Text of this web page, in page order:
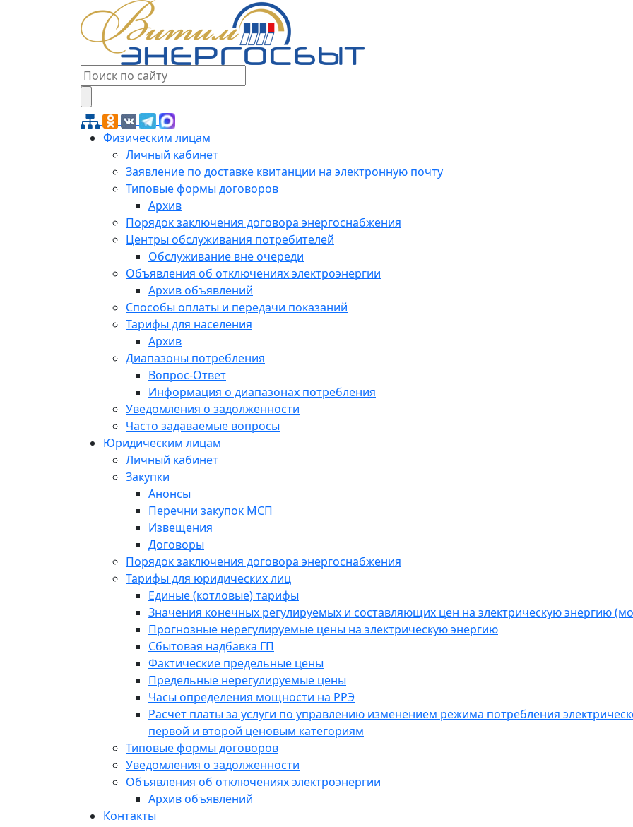
Физическим лицам
Личный кабинет
Заявление по доставке квитанции на электронную почту
Типовые формы договоров
Архив
Порядок заключения договора энергоснабжения
Центры обслуживания потребителей
Обслуживание вне очереди
Объявления об отключениях электроэнергии
Архив объявлений
Способы оплаты и передачи показаний
Тарифы для населения
Архив
Диапазоны потребления
Вопрос-Ответ
Информация о диапазонах потребления
Уведомления о задолженности
Часто задаваемые вопросы
Юридическим лицам
Личный кабинет
Закупки
Анонсы
Перечни закупок МСП
Извещения
Договоры
Порядок заключения договора энергоснабжения
Тарифы для юридических лиц
Единые (котловые) тарифы
Значения конечных регулируемых и составляющих цен на электрическую энергию
Прогнозные нерегулируемые цены на электрическую энергию
Сбытовая надбавка ГП
Фактические предельные цены
Предельные нерегулируемые цены
Часы определения мощности на РРЭ
Расчёт платы за услуги по управлению изменением режима потребления
первой и второй ценовым категориям
Типовые формы договоров
Уведомления о задолженности
Объявления об отключениях электроэнергии
Архив объявлений
Контакты